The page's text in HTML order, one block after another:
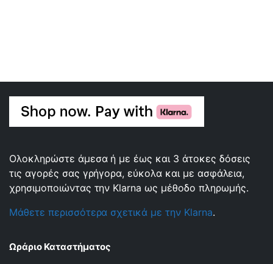
Ολοκληρώστε άμεσα ή με έως και 3 άτοκες δόσεις
τις αγορές σας γρήγορα, εύκολα και με ασφάλεια,
χρησιμοποιώντας την Klarna ως μέθοδο πληρωμής.
Μάθετε περισσότερα σχετικά με την Klarna.
Ωράριο Καταστήματος